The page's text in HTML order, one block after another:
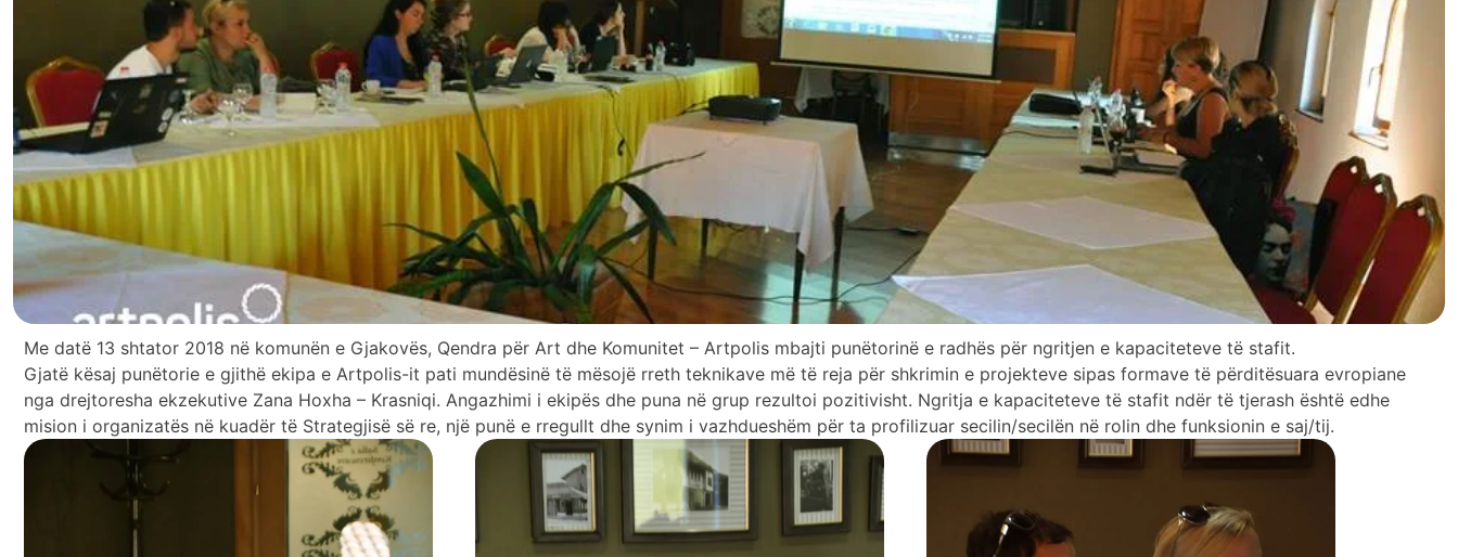
Me datë 13 shtator 2018 në komunën e Gjakovës, Qendra për Art dhe Komunitet – Artpolis mbajti punëtorinë e radhës për ngritjen e kapaciteteve të stafit.
Gjatë kësaj punëtorie e gjithë ekipa e Artpolis-it pati mundësinë të mësojë rreth teknikave më të reja për shkrimin e projekteve sipas formave të përditësuara evropiane
nga drejtoresha ekzekutive Zana Hoxha – Krasniqi. Angazhimi i ekipës dhe puna në grup rezultoi pozitivisht. Ngritja e kapaciteteve të stafit ndër të tjerash është edhe
mision i organizatës në kuadër të Strategjisë së re, një punë e rregullt dhe synim i vazhdueshëm për ta profilizuar secilin/secilën në rolin dhe funksionin e saj/tij.